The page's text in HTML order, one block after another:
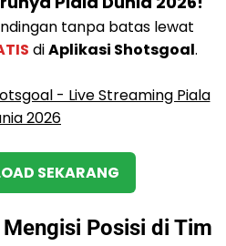
tanpa batas lewat
diAplikasi Shotsgoal.
SEKARANG
Posisi di Tim